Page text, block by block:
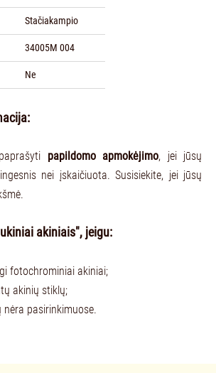
Stačiakampio
34005M 004
Ne
papildomo apmokėjimo, jei jūsų
nei įskaičiuota. Susisiekite, jei jūsų
akiniais", jeigu:
fotochrominiai akiniai;
akinių stiklų;
pasirinkimuose.